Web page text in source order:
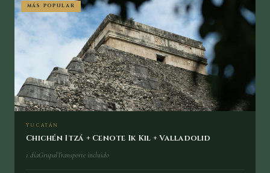
MÁS POPULAR
YUCATÁN
Chichén Itzá + Cenote Ik Kil + Valladolid
1 díaGrupalTransporte incluido